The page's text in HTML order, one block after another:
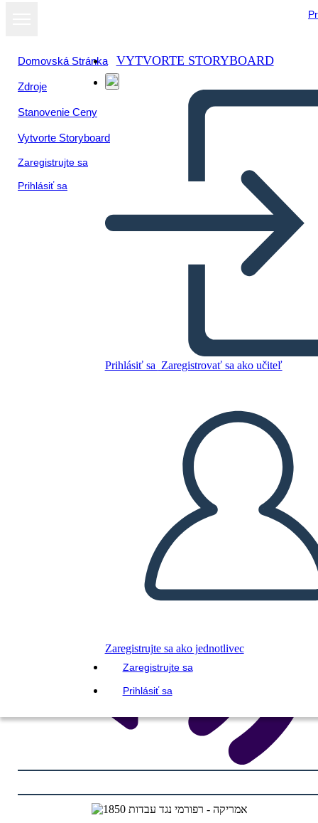
Domovská Stránka
Zdroje
Stanovenie Ceny
Vytvorte Storyboard
Zaregistrujte sa
Prihlásiť sa
VYTVORTE STORYBOARD
Prihlásiť sa Zaregistrovať sa ako učiteľ
Zaregistrujte sa ako jednotlivec
Zaregistrujte sa
Prihlásiť sa
עבדות
VYTVORIŤ STORYBOARD
PREHRAŤ PREZENTÁCIU
ČÍTAJ MI